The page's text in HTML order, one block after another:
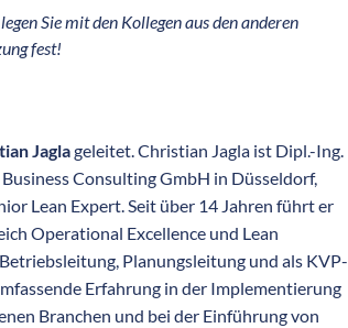
Sie mit den Kollegen aus den anderen
fest!
Jaglageleitet. Christian Jagla ist Dipl.-Ing.
Consulting GmbH in Düsseldorf,
Lean Expert. Seit über 14 Jahren führt er
Operational Excellence und Lean
Planungsleitung und als KVP-
Erfahrung in der Implementierung
Branchen und bei der Einführung von